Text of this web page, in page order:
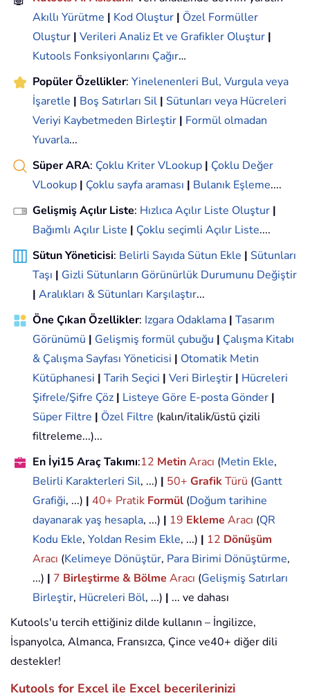
Akıllı Yürütme | Kod Oluştur | Özel Formüller
Oluştur | Verileri Analiz Et ve Grafikler Oluştur |
Kutools Fonksiyonlarını Çağır…
Popüler Özellikler: Yinelenenleri Bul, Vurgula veya
İşaretle | Boş Satırları Sil | Sütunları veya Hücreleri
Veriyi Kaybetmeden Birleştir | Formül olmadan
Yuvarla...
Süper ARA: Çoklu Kriter VLookup | Çoklu Değer
VLookup | Çoklu sayfa araması | Bulanık Eşleme....
Gelişmiş Açılır Liste: Hızlıca Açılır Liste Oluştur |
Bağımlı Açılır Liste | Çoklu seçimli Açılır Liste....
Sütun Yöneticisi: Belirli Sayıda Sütun Ekle | Sütunları
Taşı | Gizli Sütunların Görünürlük Durumunu Değiştir
| Aralıkları & Sütunları Karşılaştır...
Öne Çıkan Özellikler: Izgara Odaklama | Tasarım
Görünümü | Gelişmiş formül çubuğu | Çalışma Kitabı
& Çalışma Sayfası Yöneticisi | Otomatik Metin
Kütüphanesi | Tarih Seçici | Veri Birleştir | Hücreleri
Şifrele/Şifre Çöz | Listeye Göre E-posta Gönder |
Süper Filtre | Özel Filtre (kalın/italik/üstü çizili
filtreleme...)...
En İyi15 Araç Takımı:12 MetinAracı (Metin Ekle,
Belirli Karakterleri Sil, ...) | 50+ GrafikTürü (Gantt
Grafiği, ...) | 40+ Pratik Formül (Doğum tarihine
dayanarak yaş hesapla, ...) | 19 Ekleme Aracı (QR
Kodu Ekle, Yoldan Resim Ekle, ...) | 12 Dönüşüm
Aracı (Kelimeye Dönüştür, Para Birimi Dönüştürme,
...) | 7 Birleştirme & Bölme Aracı (Gelişmiş Satırları
Birleştir, Hücreleri Böl, ...) | ... ve dahası
Kutools'u tercih ettiğiniz dilde kullanın – İngilizce,
İspanyolca, Almanca, Fransızca, Çince ve40+ diğer dili
destekler!
Kutools for Excel ile Excel becerilerinizi